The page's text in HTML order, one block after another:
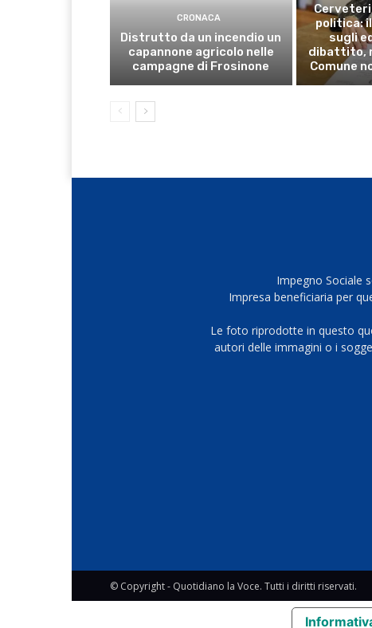
CRONACA
Distrutto da un incendio un
capannone agricolo nelle
campagne di Frosinone
politica:
sugli
dibattito,
Comune
Impegno Sociale
Impresa beneficiaria per
Le foto riprodotte in questo
autori delle immagini o i
© Copyright - Quotidiano la Voce. Tutti i diritti riservati.